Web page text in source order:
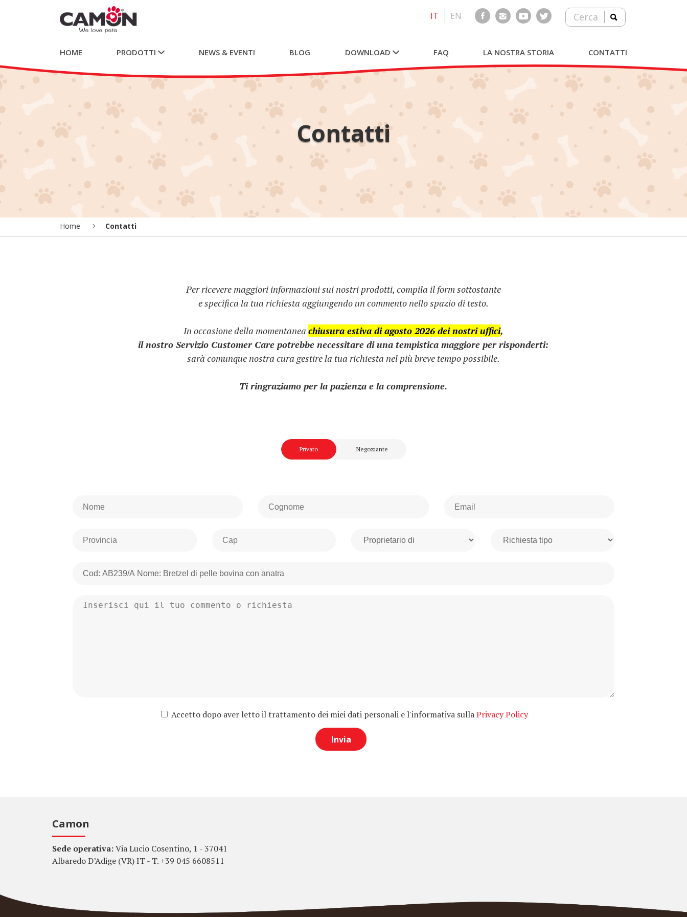
IT EN Cerca
HOME PRODOTTI NEWS & EVENTI BLOG DOWNLOAD FAQ LA NOSTRA STORIA CONTATTI
Contatti
Home Contatti
Per ricevere maggiori informazioni sui nostri prodotti, compila il form sottostante
e specifica la tua richiesta aggiungendo un commento nello spazio di testo.
In occasione della momentanea chiusura estiva di agosto 2026 dei nostri uffici,
il nostro Servizio Customer Care potrebbe necessitare di una tempistica maggiore per risponderti:
sarà comunque nostra cura gestire la tua richiesta nel più breve tempo possibile.
Ti ringraziamo per la pazienza e la comprensione.
Privato Negoziante
Accetto dopo aver letto il trattamento dei miei dati personali e l'informativa sullaPrivacy Policy
Camon
Sede operativa:Via Lucio Cosentino, 1 - 37041
Albaredo D’Adige (VR) IT - T. +39 045 6608511